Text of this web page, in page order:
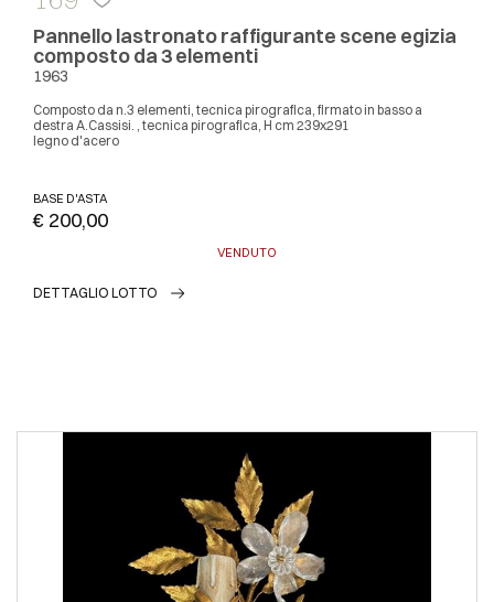
Pannello lastronato raffigurante scene egizia
composto da 3 elementi
1963
Composto da n.3 elementi, tecnica pirografica, firmato in basso a
destra A.Cassisi. , tecnica pirografica, H cm 239x291
legno d'acero
BASE D'ASTA
€ 200,00
VENDUTO
DETTAGLIO LOTTO